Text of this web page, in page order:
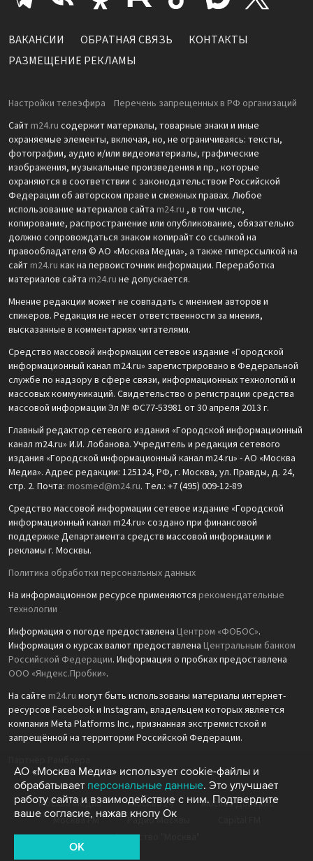
ВАКАНСИИ ОБРАТНАЯ СВЯЗЬ
КОНТАКТЫ
РАЗМЕЩЕНИЕ РЕКЛАМЫ
Настройки телеэфира
Перечень запрещенных в РФ организаций
Сайт m24.ru содержит материалы, товарные знаки и иные
охраняемые элементы, включая, но, не ограничиваясь: тексты,
фотографии, аудио и/или видеоматериалы, графические
изображения, музыкальные произведения и пр., которые
охраняются в соответствии с законодательством Российской
Федерации об авторском праве и смежных правах. Любое
использование материалов сайта m24.ru , в том числе,
копирование, распространение или опубликование, обязательно
должно сопровождаться знаком копирайт со ссылкой на
правообладателя © АО «Москва Медиа», а также гиперссылкой на
сайт m24.ru как на первоисточник информации. Переработка
материалов сайта m24.ru не допускается.
Мнение редакции может не совпадать с мнением авторов и
спикеров. Редакция не несет ответственности за мнения,
высказанные в комментариях читателями.
Средство массовой информации сетевое издание «Городской
информационный канал m24.ru» зарегистрировано в Федеральной
службе по надзору в сфере связи, информационных технологий и
массовых коммуникаций. Свидетельство о регистрации средства
массовой информации Эл № ФС77-53981 от 30 апреля 2013 г.
Главный редактор сетевого издания «Городской информационный
канал m24.ru» И.И. Лобанова. Учредитель и редакция сетевого
издания «Городской информационный канал m24.ru» - АО «Москва
Медиа». Адрес редакции: 125124, РФ, г. Москва, ул. Правды, д. 24,
стр. 2. Почта: mosmed@m24.ru. Тел.: +7 (495) 009-12-89
Средство массовой информации сетевое издание «Городской
информационный канал m24.ru» создано при финансовой
поддержке Департамента средств массовой информации и
рекламы г. Москвы.
Политика обработки персональных данных
На информационном ресурсе применяются рекомендательные
технологии
Информация о погоде предоставлена Центром «ФОБОС».
Информация о курсах валют предоставлена Центральным банком
Российской Федерации. Информация о пробках предоставлена
ООО «Яндекс.Пробки».
На сайте m24.ru могут быть использованы материалы интернет-
ресурсов Facebook и Instagram, владельцем которых является
компания Meta Platforms Inc., признанная экстремистской и
запрещённой на территории Российской Федерации.
Москва Медиа Москва 24
Москва Доверие
Москва FM
Радио Москвы
Агентство "Москва"
АО «Москва Медиа» использует cookie-файлы и
обрабатывает персональные данные. Это улучшает
работу сайта и взаимодействие с ним. Подтвердите
ваше согласие, нажав кнопу Ок
OK